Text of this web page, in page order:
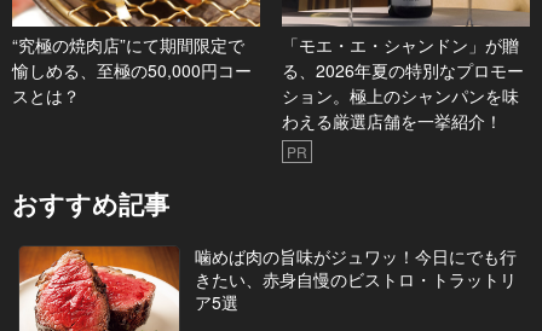
“究極の焼肉店”にて期間限定で
愉しめる、至極の50,000円コー
スとは？
「モエ・エ・シャンドン」が贈
る、2026年夏の特別なプロモー
ション。極上のシャンパンを味
わえる厳選店舗を一挙紹介！
PR
おすすめ記事
噛めば肉の旨味がジュワッ！今日にでも行
きたい、赤身自慢のビストロ・トラットリ
ア5選